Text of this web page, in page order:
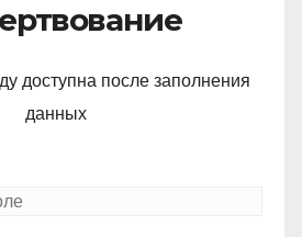
доступна после заполнения
данных